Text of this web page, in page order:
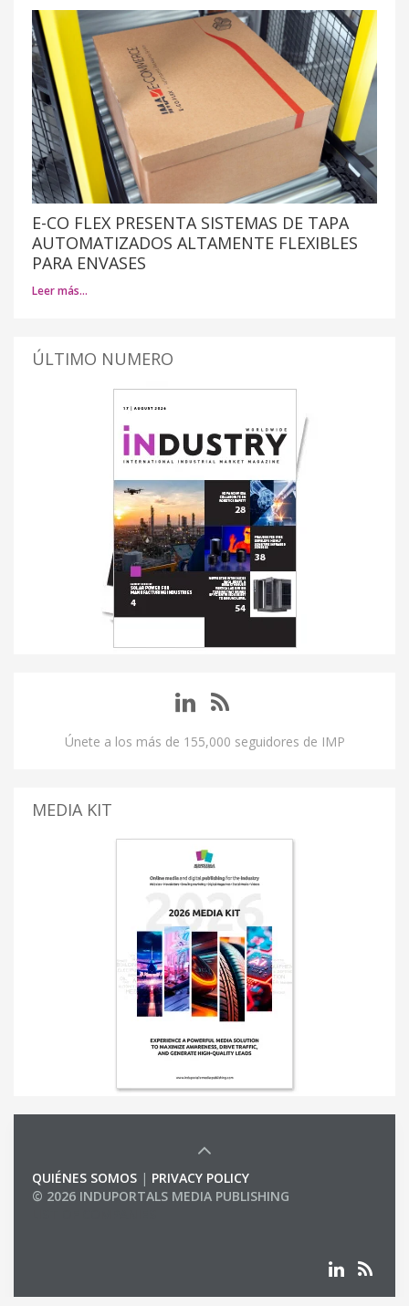
E-CO FLEX PRESENTA SISTEMAS DE TAPA
AUTOMATIZADOS ALTAMENTE FLEXIBLES
PARA ENVASES
Leer más…
ÚLTIMO NUMERO
Únete a los más de 155,000 seguidores de IMP
MEDIA KIT
QUIÉNES SOMOS | PRIVACY POLICY
© 2026 INDUPORTALS MEDIA PUBLISHING